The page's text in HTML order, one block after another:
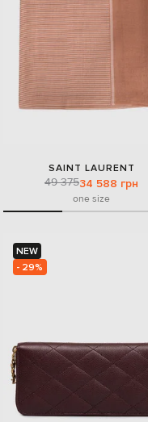
SAINT LAURENT
49 37534 588 грн
one size
NEW
- 29%